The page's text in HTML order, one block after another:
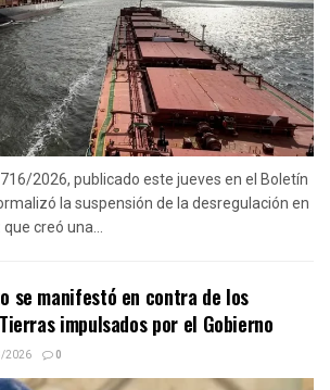
2026, publicado este jueves en el Boletín
la suspensión de la desregulación en
creó una...
se manifestó en contra de los
impulsados por el Gobierno
2026 0